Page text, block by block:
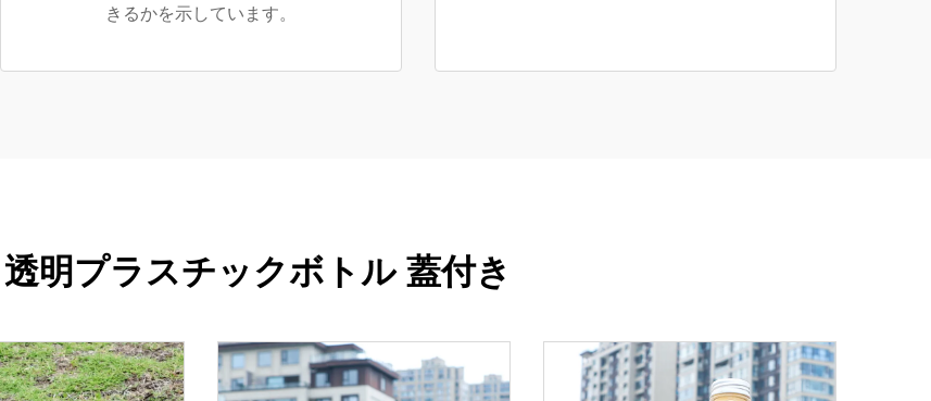
きるかを示しています。
明プラスチックボトル 蓋付き